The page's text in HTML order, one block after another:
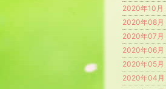
2020年10月
2020年08月
2020年07月
2020年06月
2020年05月
2020年04月